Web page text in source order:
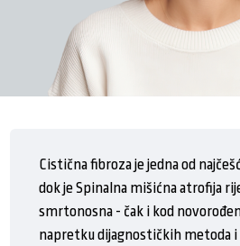
Cistična fibroza je jedna od
dok je Spinalna mišićna atrofija
smrtonosna - čak i kod
napretku dijagnostičkih metoda